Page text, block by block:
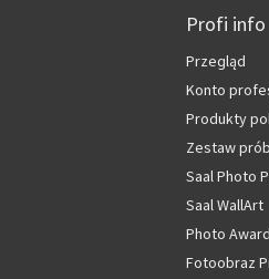
Profi info
Przegląd
Konto
Produkty
Zestaw
Saal Photo
Saal WallArt
Photo
Fotoobraz